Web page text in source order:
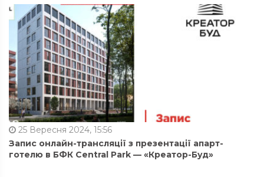
25 Вересня 2024, 15:56
Запис онлайн-трансляції з презентації апарт-
готелю в БФК Central Park — «Креатор-Буд»